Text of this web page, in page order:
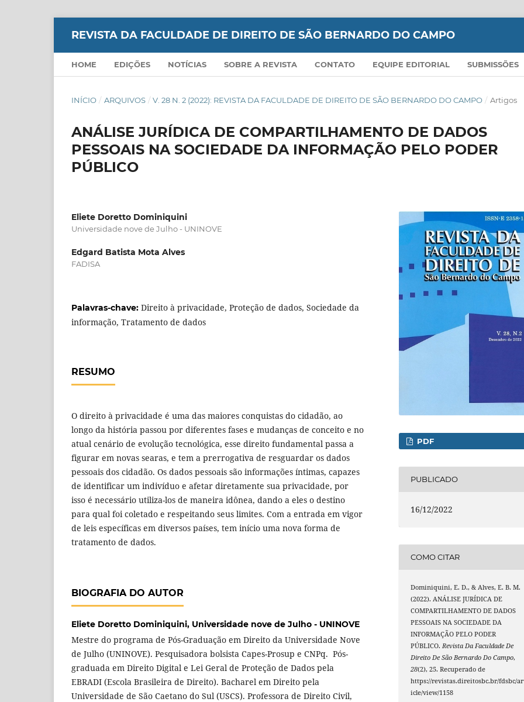
REVISTA DA FACULDADE DE DIREITO DE SÃO BERNARDO DO CAMPO
HOME EDIÇÕES NOTÍCIAS SOBRE A REVISTA CONTATO EQUIPE EDITORIAL SUBMISSÕES
INÍCIO / ARQUIVOS / V. 28 N. 2 (2022): REVISTA DA FACULDADE DE DIREITO DE SÃO BERNARDO DO CAMPO / Artigos
ANÁLISE JURÍDICA DE COMPARTILHAMENTO DE DADOS
PESSOAIS NA SOCIEDADE DA INFORMAÇÃO PELO PODER
PÚBLICO
Eliete Doretto Dominiquini
Universidade nove de Julho - UNINOVE
Edgard Batista Mota Alves
FADISA
Palavras-chave: Direito à privacidade, Proteção de dados, Sociedade da
informação, Tratamento de dados
RESUMO
O direito à privacidade é uma das maiores conquistas do cidadão, ao
longo da história passou por diferentes fases e mudanças de conceito e no
atual cenário de evolução tecnológica, esse direito fundamental passa a
figurar em novas searas, e tem a prerrogativa de resguardar os dados
pessoais dos cidadão. Os dados pessoais são informações íntimas, capazes
de identificar um indivíduo e afetar diretamente sua privacidade, por
isso é necessário utiliza-los de maneira idônea, dando a eles o destino
para qual foi coletado e respeitando seus limites. Com a entrada em vigor
de leis específicas em diversos países, tem início uma nova forma de
tratamento de dados.
BIOGRAFIA DO AUTOR
Eliete Doretto Dominiquini, Universidade nove de Julho - UNINOVE
Mestre do programa de Pós-Graduação em Direito da Universidade Nove
de Julho (UNINOVE). Pesquisadora bolsista Capes-Prosup e CNPq. Pós-
graduada em Direito Digital e Lei Geral de Proteção de Dados pela
EBRADI (Escola Brasileira de Direito). Bacharel em Direito pela
Universidade de São Caetano do Sul (USCS). Professora de Direito Civil,
PDF
PUBLICADO
16/12/2022
COMO CITAR
Dominiquini, E. D., & Alves, E. B. M.
(2022). ANÁLISE JURÍDICA DE
COMPARTILHAMENTO DE DADOS
PESSOAIS NA SOCIEDADE DA
INFORMAÇÃO PELO PODER
PÚBLICO.Revista Da Faculdade De
Direito De São Bernardo Do Campo,
28(2), 25. Recuperado de
https://revistas.direitosbc.br/fdsbc/
icle/view/1158